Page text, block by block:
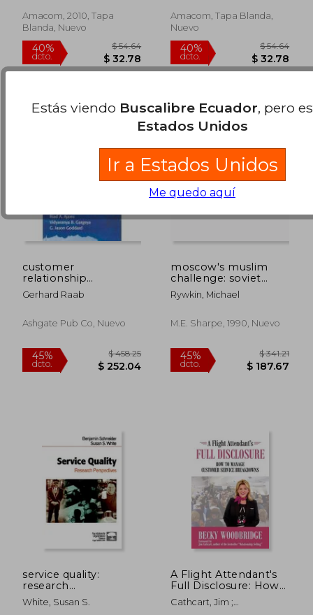
45%
dcto.
$ 95.16
$ 52.34
45%
dcto. $
Experience (en
Inglés)
Amacom, 2010, Tapa
Blanda, Nuevo
Amacom, Tapa Blanda,
Nuevo
customer
relationship
management,a
global perspective
Gerhard Raab
Ashgate Pub Co, Nuevo
moscow's muslim
challenge: soviet
central asia, revised
edition (en Inglés)
Rywkin, Michael
M.e. Sharpe, 1990, Nuevo
service quality:
research
perspectives (en
Inglés)
White, Susan S.
A Flight Attendant's
Full Disclosure: How
to Manage Customer
Service Breakdowns
Cathcart, Jim ;
Estás viendo Buscalibre Ecuador, pero
Estados Unidos
Ir a Estados Unidos
Me quedo aquí